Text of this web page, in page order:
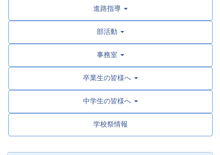
進路指導
部活動
事務室
卒業生の皆様へ
中学生の皆様へ
学校祭情報